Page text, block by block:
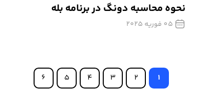
نحوه محاسبه دونگ در برنامه بله
05 فوریه 2025
1
2
3
4
5
6